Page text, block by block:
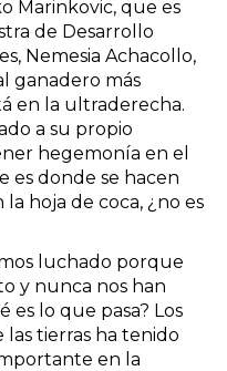
Marinkovic, que es
de Desarrollo
Nemesia Achacollo,
ganadero más
en la ultraderecha.
a su propio
hegemonía en el
es donde se hacen
hoja de coca, ¿no es
luchado porque
y nunca nos han
es lo que pasa? Los
las tierras ha tenido
en la